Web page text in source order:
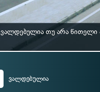
ვალდებულია თუ არა წითელი
ვალდებულია